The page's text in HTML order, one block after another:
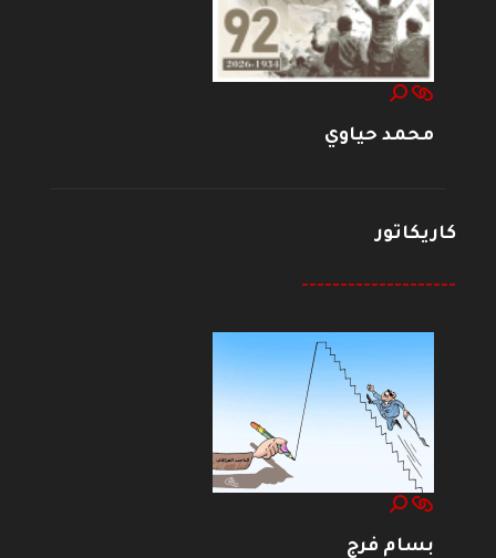
محمد حياوي
كاريكاتور
--------------------
بسام فرج